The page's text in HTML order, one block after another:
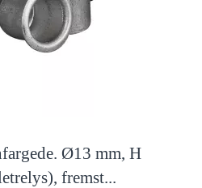
Ø13 mm, H
fremst...